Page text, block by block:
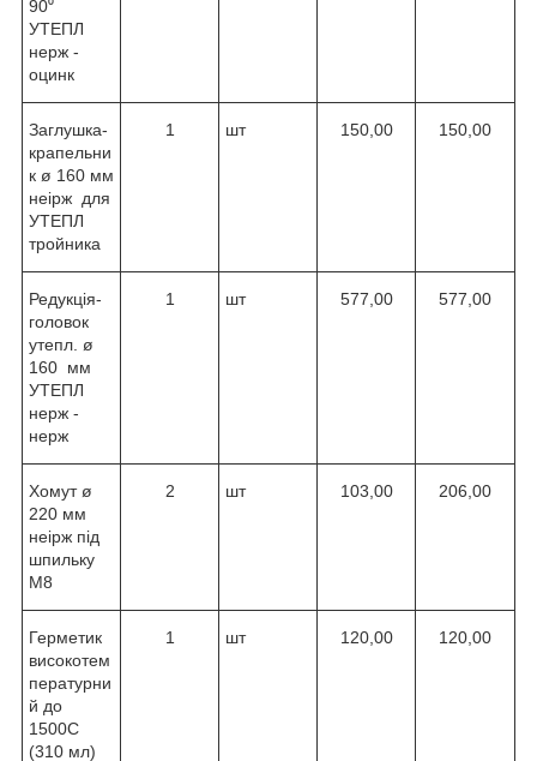
90⁰
УТЕПЛ
нерж -
оцинк
Заглушка-
крапельни
к ø 160 мм
неірж для
УТЕПЛ
тройника
1 шт 150,00 150,00
Редукція-
головок
утепл. ø
160 мм
УТЕПЛ
нерж -
нерж
1 шт 577,00 577,00
Хомут ø
220 мм
неірж під
шпильку
М8
2 шт 103,00 206,00
Герметик
високотем
пературни
й до
1500С
(310 мл)
1 шт 120,00 120,00